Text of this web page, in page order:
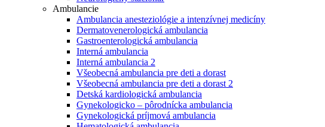
Ambulancie
Ambulancia anesteziológie a intenzívnej medicíny
Dermatovenerologická ambulancia
Gastroenterologická ambulancia
Interná ambulancia
Interná ambulancia 2
Všeobecná ambulancia pre deti a dorast
Všeobecná ambulancia pre deti a dorast 2
Detská kardiologická ambulancia
Gynekologicko – pôrodnícka ambulancia
Gynekologická príjmová ambulancia